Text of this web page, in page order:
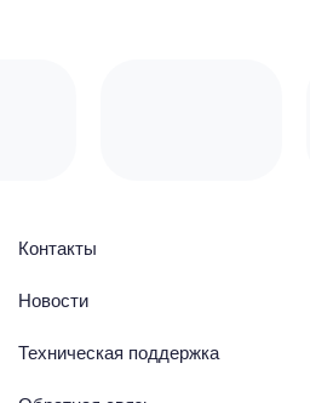
Контакты
Новости
Техническая поддержка